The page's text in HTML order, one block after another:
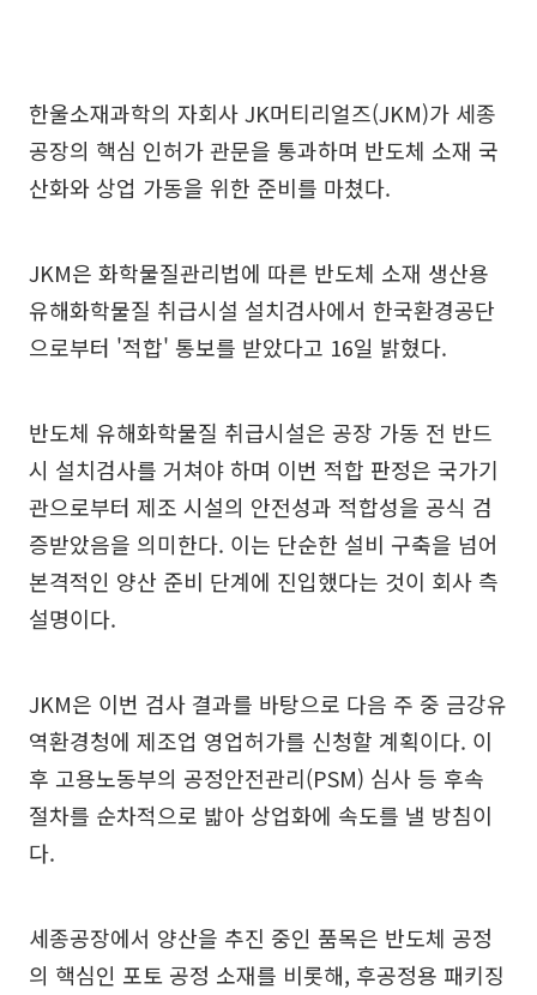
한울소재과학의 자회사 JK머티리얼즈(JKM)가 세종
공장의 핵심 인허가 관문을 통과하며 반도체 소재 국
산화와 상업 가동을 위한 준비를 마쳤다.
JKM은 화학물질관리법에 따른 반도체 소재 생산용
유해화학물질 취급시설 설치검사에서 한국환경공단
으로부터 '적합' 통보를 받았다고 16일 밝혔다.
반도체 유해화학물질 취급시설은 공장 가동 전 반드
시 설치검사를 거쳐야 하며 이번 적합 판정은 국가기
관으로부터 제조 시설의 안전성과 적합성을 공식 검
증받았음을 의미한다. 이는 단순한 설비 구축을 넘어
본격적인 양산 준비 단계에 진입했다는 것이 회사 측
설명이다.
JKM은 이번 검사 결과를 바탕으로 다음 주 중 금강유
역환경청에 제조업 영업허가를 신청할 계획이다. 이
후 고용노동부의 공정안전관리(PSM) 심사 등 후속
절차를 순차적으로 밟아 상업화에 속도를 낼 방침이
다.
세종공장에서 양산을 추진 중인 품목은 반도체 공정
의 핵심인 포토 공정 소재를 비롯해, 후공정용 패키징